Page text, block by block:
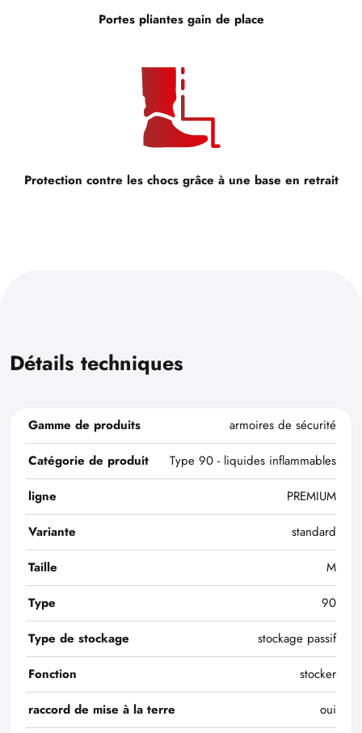
Portes pliantes gain de place
Protection contre les chocs grâce à une base en retrait
Détails techniques
Gamme de produits
armoires de sécurité
Catégorie de produit
Type 90 - liquides inflammables
ligne
PREMIUM
Variante
standard
Taille
M
Type
90
Type de stockage
stockage passif
Fonction
stocker
raccord de mise à la terre
oui